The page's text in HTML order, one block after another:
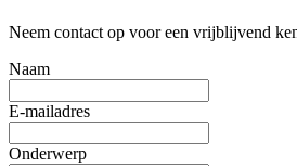
Neem contact op voor een vrijblijvend
Naam
E-mailadres
Onderwerp